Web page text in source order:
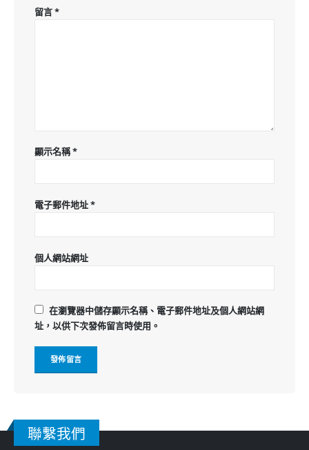
留言*
顯示名稱*
電子郵件地址*
個人網站網址
在瀏覽器中儲存顯示名稱、電子郵件地址及個人網站網
址，以供下次發佈留言時使用。
聯繫我們